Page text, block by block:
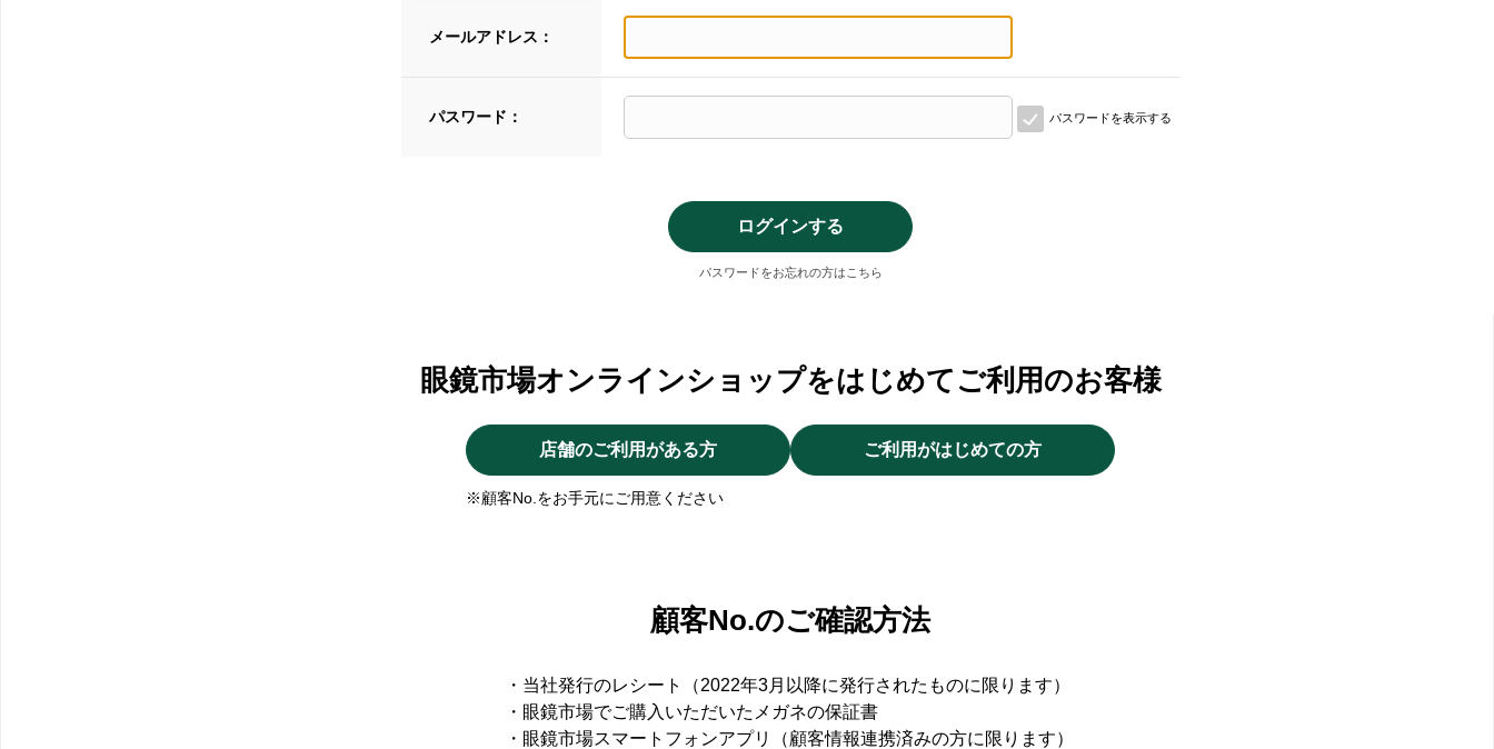
メールアドレス：
パスワード： パスワードを表示する
パスワードをお忘れの方はこちら
眼鏡市場オンラインショップをはじめてご利用のお客様
店舗のご利用がある方
※顧客No.をお手元にご用意ください
ご利用がはじめての方
顧客No.のご確認方法
・当社発行のレシート（2022年3月以降に発行されたものに限ります）
・眼鏡市場でご購入いただいたメガネの保証書
・眼鏡市場スマートフォンアプリ（顧客情報連携済みの方に限ります）